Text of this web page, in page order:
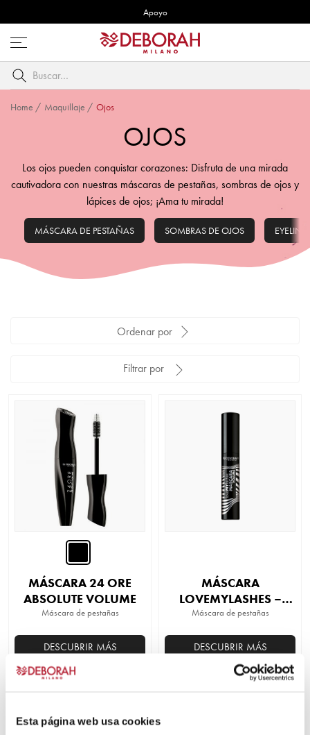
Esta página web usa cookies
Apoyo
Abre
menú
Buscar
por
palabra
Home / Maquillaje / Ojos
OJOS
Los ojos pueden conquistar corazones: Disfruta de una mirada
cautivadora con nuestras máscaras de pestañas, sombras de ojos y
lápices de ojos; ¡Ama tu mirada!
MÁSCARA DE PESTAÑAS SOMBRAS DE OJOS
Ordenar por
Filtrar por
MÁSCARA 24 ORE
ABSOLUTE VOLUME
Máscara de pestañas
DESCUBRIR MÁS
múltiples
MÁSCARA
LOVEMYLASHES –
VOLUME
Máscara de pestañas
DESCUBRIR MÁS